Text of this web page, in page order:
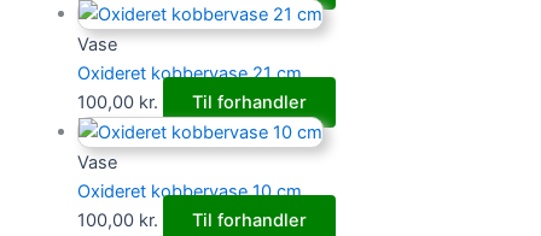
Vase
Oxideret kobbervase 21 cm
100,00 kr. Til forhandler
Vase
Oxideret kobbervase 10 cm
100,00 kr. Til forhandler